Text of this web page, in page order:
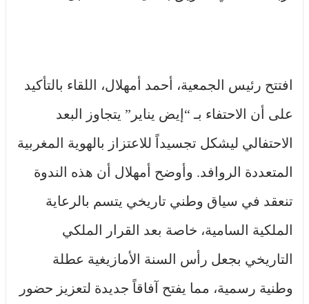
افتتح رئيس الجمعية، أحمد أمهلال، اللقاء بالتأكيد
على أن الاحتفاء بـ “إيض يناير” يتجاوز البعد
الاحتفالي ليشكل تجسيداً للاعتزاز بالهوية المغربية
المتعددة الروافد. وأوضح أمهلال أن هذه الندوة
تنعقد في سياق وطني تاريخي يتسم بالرعاية
الملكية السامية، خاصة بعد القرار الملكي
التاريخي بجعل رأس السنة الأمازيغية عطلة
وطنية رسمية، مما يفتح آفاقاً جديدة لتعزيز حضور